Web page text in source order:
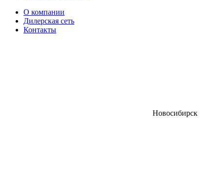
О компании
Дилерская сеть
Контакты
Новосибирск